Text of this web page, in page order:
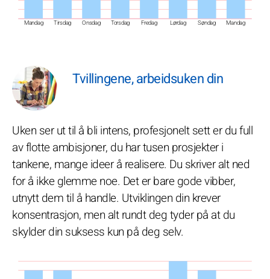
Mandag Tirsdag Onsdag Torsdag Fredag Lørdag Søndag Mandag
Tvillingene, arbeidsuken din
Uken ser ut til å bli intens, profesjonelt sett er du full
av flotte ambisjoner, du har tusen prosjekter i
tankene, mange ideer å realisere. Du skriver alt ned
for å ikke glemme noe. Det er bare gode vibber,
utnytt dem til å handle. Utviklingen din krever
konsentrasjon, men alt rundt deg tyder på at du
skylder din suksess kun på deg selv.